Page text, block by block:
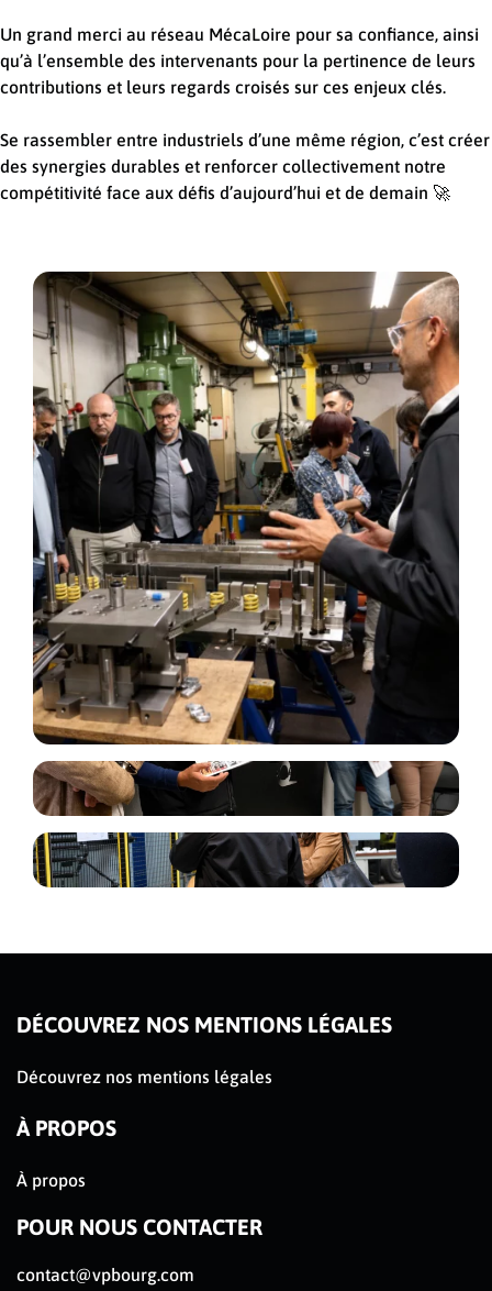
Un grand merci au réseau MécaLoire pour sa confiance, ainsi
qu’à l’ensemble des intervenants pour la pertinence de leurs
contributions et leurs regards croisés sur ces enjeux clés.
Se rassembler entre industriels d’une même région, c’est créer
des synergies durables et renforcer collectivement notre
compétitivité face aux défis d’aujourd’hui et de demain 🚀
DÉCOUVREZ NOS MENTIONS LÉGALES
Découvrez nos mentions légales
À PROPOS
À propos
POUR NOUS CONTACTER
contact@vpbourg.com